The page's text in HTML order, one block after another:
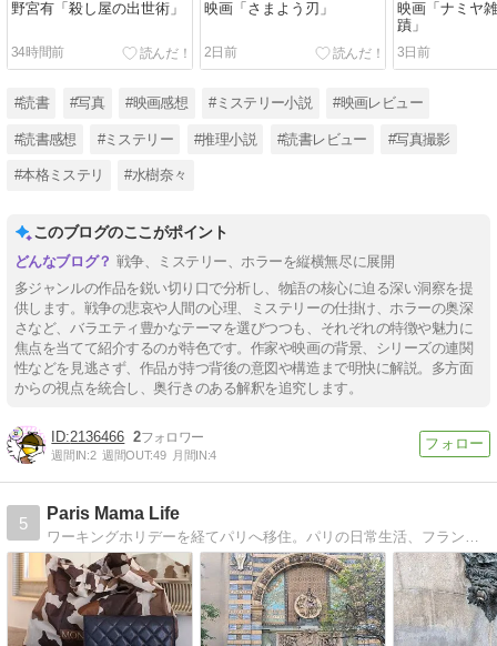
野宮有「殺し屋の出世術」
34時間前
映画「さまよう刃」
2日前
映画「ナミヤ
蹟」
3日前
#読書 #写真 #映画感想 #ミステリー小説 #映画レビュー
#読書感想 #ミステリー #推理小説 #読書レビュー #写真撮影
#本格ミステリ #水樹奈々
このブログのここがポイント
戦争、ミステリー、ホラーを縦横無尽に展開
多ジャンルの作品を鋭い切り口で分析し、物語の核心に迫る深い洞察を提
供します。戦争の悲哀や人間の心理、ミステリーの仕掛け、ホラーの奥深
さなど、バラエティ豊かなテーマを選びつつも、それぞれの特徴や魅力に
焦点を当てて紹介するのが特色です。作家や映画の背景、シリーズの連関
性などを見逃さず、作品が持つ背後の意図や構造まで明快に解説。多方面
からの視点を統合し、奥行きのある解釈を追究します。
2136466 2
週間IN:2 週間OUT:49 月間IN:4
5
Paris Mama Life